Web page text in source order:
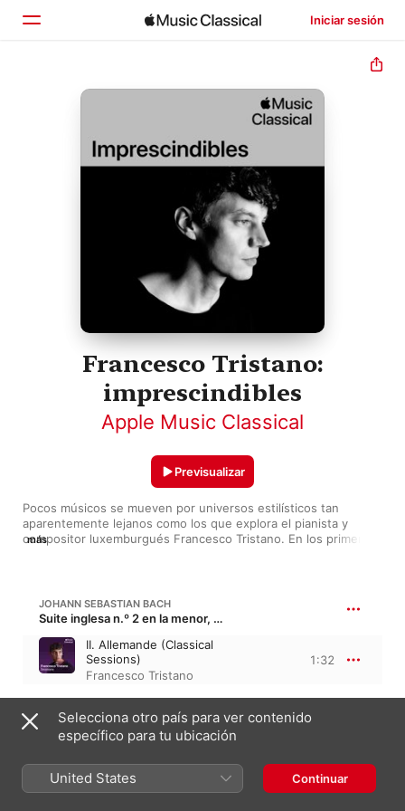
Iniciar sesión
Inicio
Buscar
Francesco Tristano:
imprescindibles
Apple Music Classical
Pocos músicos se mueven por universos estilísticos tan
aparentemente lejanos como los que explora el pianista y
compositor luxemburgués Francesco Tristano. En los primeros
Tension, y apenas un año después grabó una elegante
colección de piezas entre la concisión pop y las atmósferas
borra la frontera que separa a pioneros del techno de Detroit
como Derrick May y Carl Craig de la tradición clásica.
más
Previsualizar
JOHANN SEBASTIAN BACH
Suite inglesa n.º 2 en la menor, BWV 807
II. Allemande (Classical
Sessions)
Francesco Tristano
1:32
FRANCESCO TRISTANO
Chi No Oto
Chi No Oto
Francesco Tristano
2:25
Selecciona otro país para ver contenido
específico para tu ubicación
United States Continuar